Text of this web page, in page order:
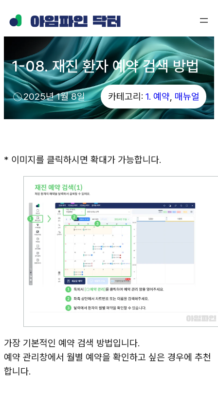
1-08. 재진 환자 예약 검색 방법
2025년 1월 8일 카테고리: 1. 예약, 매뉴얼
* 이미지를 클릭하시면 확대가 가능합니다.
가장 기본적인 예약 검색 방법입니다.
예약 관리창에서 월별 예약을 확인하고 싶은 경우에 추천
합니다.